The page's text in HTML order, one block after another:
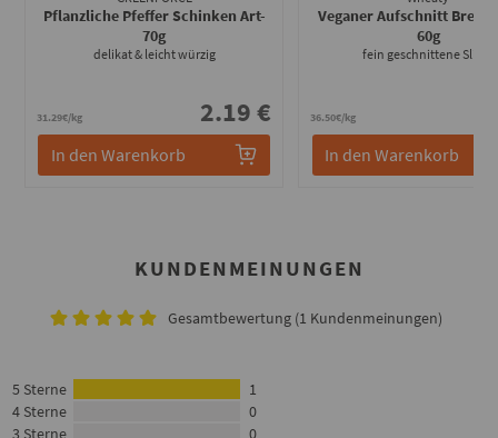
Pflanzliche Pfeffer Schinken Art-
70g
delikat & leicht würzig
31.29€/kg 2.19 €
In den Warenkorb
Veganer Aufschnitt
60g
fein geschnittene Slices
36.50€/kg
In den Warenkorb
KUNDENMEINUNGEN
Gesamtbewertung (1 Kundenmeinungen)
5 Sterne
1
4 Sterne
0
3 Sterne
0